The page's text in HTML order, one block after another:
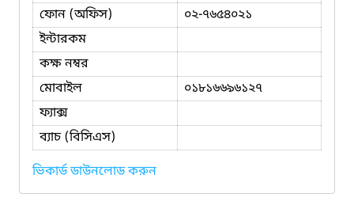
ফোন (অফিস)
০২-৭৬৫৪০২১
ইন্টারকম
কক্ষ নম্বর
মোবাইল
০১৮১৬৬৯৬১২৭
ফ্যাক্স
ব্যাচ (বিসিএস)
ভিকার্ড ডাউনলোড করুন